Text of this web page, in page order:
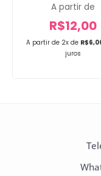
A partir de 2x de R$
juros
A partir de
R$12,00